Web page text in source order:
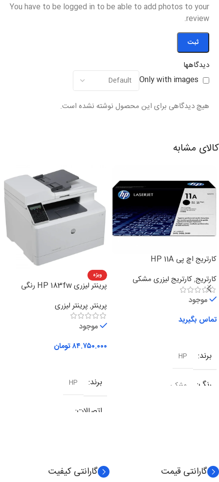
دیدگاهها
Only with images
هیچ دیدگاهی برای این محصول نوشته نشده است.
You have to be logged in to be able to add photos to your
review.
کالای مشابه
کارتریج اچ پی HP 11A
کارتریج,کارتریج لیزری مشکی
موجود
تماس بگیرید
برند HP
رنگ مشکی
ویژه
پرینتر لیزری HP 183fw رنگی
پرینتر, پرینتر لیزری
موجود
۸۴.۷۵۰.۰۰۰تومان
برند HP
اتصالات
نوع کارکرد
گارانتی قیمت گارانتی کیفیت